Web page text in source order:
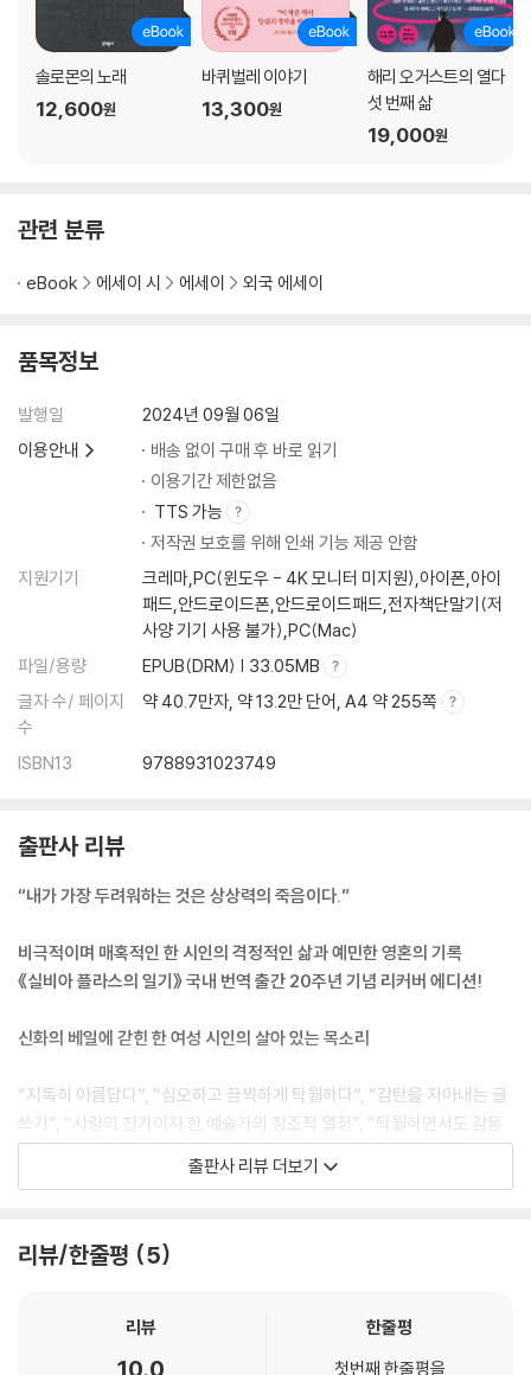
솔로몬의 노래
12,600원
바퀴벌레 이야기
13,300원
해리 오거스트의 열다
섯 번째 삶
19,000원
관련 분류
eBook 에세이 시 에세이 외국 에세이
품목정보
발행일
2024년 09월 06일
이용안내
배송 없이 구매 후 바로 읽기
이용기간 제한없음
TTS 가능
저작권 보호를 위해 인쇄 기능 제공 안함
지원기기
크레마,PC(윈도우 - 4K 모니터 미지원),아이폰,아이
패드,안드로이드폰,안드로이드패드,전자책단말기(저
사양 기기 사용 불가),PC(Mac)
파일/용량
EPUB(DRM) | 33.05MB
글자 수/ 페이지
수
약 40.7만자, 약 13.2만 단어, A4 약 255쪽
ISBN13 9788931023749
출판사 리뷰
“내가 가장 두려워하는 것은 상상력의 죽음이다.”
비극적이며 매혹적인 한 시인의 격정적인 삶과 예민한 영혼의 기록
《실비아 플라스의 일기》 국내 번역 출간 20주년 기념 리커버 에디션!
신화의 베일에 갇힌 한 여성 시인의 살아 있는 목소리
“지독히 아름답다”, “심오하고 끔찍하게 탁월하다”, “감탄을 자아내는 글
쓰기”, “사랑의 찬가이자 한 예술가의 창조적 열정”, “탁월하면서도 감동
적이다”……. 실비아 플라스와 그녀의 일기에 쏟아진 언론의 찬사다. 문예
출판사는 2004년에 《실비아 플라스의 일기》를 번역하여 국내에 소개했
의 기록이며, 남성에게 희생된 여성 예술가의 전형이라는 ‘신화’에 가려진
문학작품이며 자아의 내부 투쟁을 기록한 실비아 플라스의 자서전이다.
출판사 리뷰 더보기
리뷰/한줄평 5
리뷰
10.0
한줄평
첫번째 한줄평을